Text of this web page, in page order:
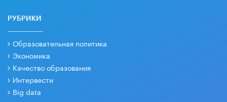
РУБРИКИ
Образовательная политика
Экономика
Качество образования
Интервести
Big data